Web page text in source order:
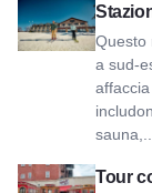
Questo
a sud-
Visualizza
Tour
Vedi Galena